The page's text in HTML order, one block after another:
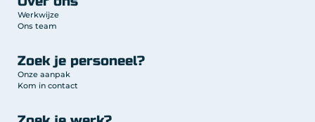
Werkwijze
Ons team
Zoek je personeel?
Onze aanpak
Kom in contact